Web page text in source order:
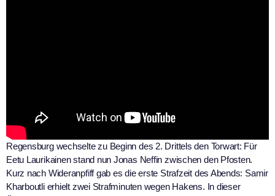
Regensburg wechselte zu Beginn des 2. Drittels den Torwart: Für
Eetu Laurikainen stand nun Jonas Neffin zwischen den Pfosten.
Kurz nach Wideranpfiff gab es die erste Strafzeit des Abends: Samir
Kharboutli erhielt zwei Strafminuten wegen Hakens. In dieser